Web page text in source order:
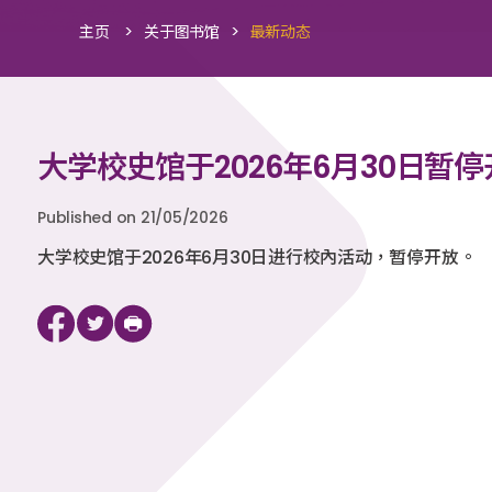
主页 > 关于图书馆 > 最新动态
大学校史馆于2026年6月30日暂停
Published on 21/05/2026
大学校史馆于2026年6月30日进行校內活动，暂停开放。